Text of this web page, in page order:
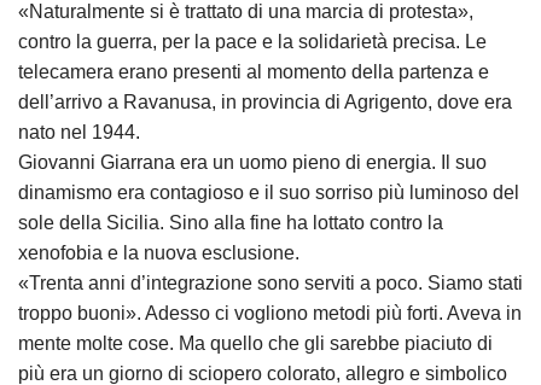
«Naturalmente si è trattato di una marcia di protesta»,
contro la guerra, per la pace e la solidarietà precisa. Le
telecamera erano presenti al momento della partenza e
dell’arrivo a Ravanusa, in provincia di Agrigento, dove era
nato nel 1944.
Giovanni Giarrana era un uomo pieno di energia. Il suo
dinamismo era contagioso e il suo sorriso più luminoso del
sole della Sicilia. Sino alla fine ha lottato contro la
xenofobia e la nuova esclusione.
«Trenta anni d’integrazione sono serviti a poco. Siamo stati
troppo buoni». Adesso ci vogliono metodi più forti. Aveva in
mente molte cose. Ma quello che gli sarebbe piaciuto di
più era un giorno di sciopero colorato, allegro e simbolico